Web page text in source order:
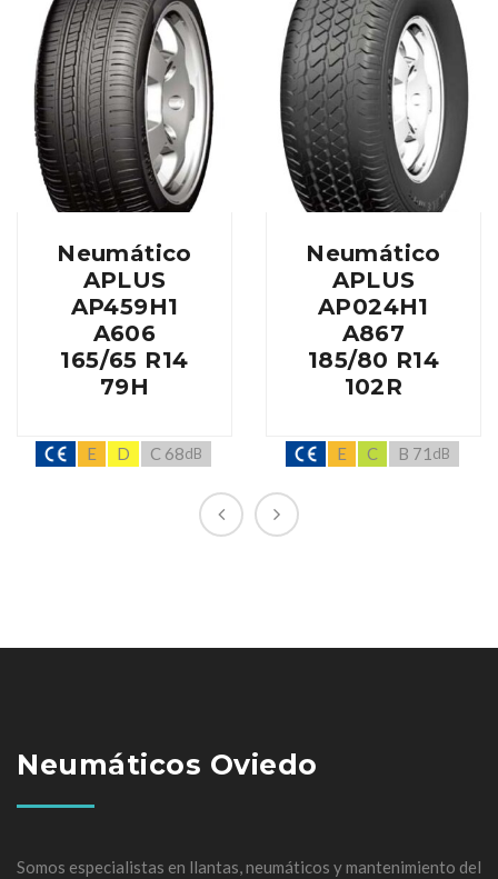
Neumático
APLUS
AP459H1
A606
165/65 R14
79H
E D C 68dB
Neumático
APLUS
AP024H1
A867
185/80 R14
102R
E C B 71 dB
Neumáticos Oviedo
Somos especialistas en llantas, neumáticos y mantenimiento del